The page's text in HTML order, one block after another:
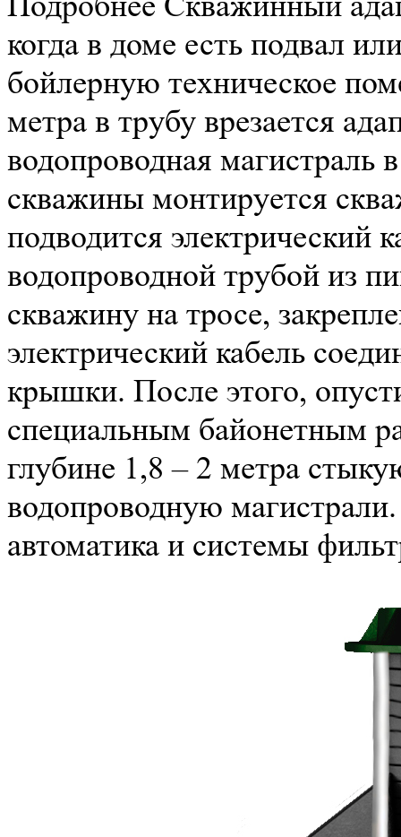
когда в доме есть подвал
бойлерную техническое
метра в трубу врезается
водопроводная магистраль
скважины монтируется
подводится электрический
водопроводной трубой из
скважину на тросе,
электрический кабель
крышки. После этого,
специальным байонетным
глубине 1,8 – 2 метра
водопроводную
автоматика и системы